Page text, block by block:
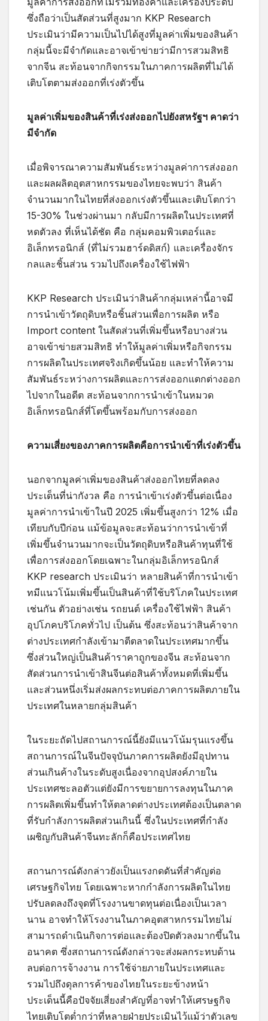
ซึ่งถือว่าเป็นสัดส่วนที่สูงมาก KKP Research
ประเมินว่ามีความเป็นไปได้สูงที่มูลค่าเพิ่มของสินค้า
กลุ่มนี้จะมีจำกัดและอาจเข้าข่ายว่ามีการสวมสิทธิ
จากจีน สะท้อนจากกิจกรรมในภาคการผลิตที่ไม่ได้
เติบโตตามส่งออกที่เร่งตัวขึ้น
มูลค่าเพิ่มของสินค้าที่เร่งส่งออกไปยังสหรัฐฯ คาดว่า
มีจำกัด
เมื่อพิจารณาความสัมพันธ์ระหว่างมูลค่าการส่งออก
และผลผลิตอุตสาหกรรมของไทยจะพบว่า สินค้า
จำนวนมากในไทยที่ส่งออกเร่งตัวขึ้นและเติบโตกว่า
15-30% ในช่วงผ่านมา กลับมีการผลิตในประเทศที่
หดตัวลง ที่เห็นได้ชัด คือ กลุ่มคอมพิวเตอร์และ
อิเล็กทรอนิกส์ (ที่ไม่รวมฮาร์ดดิสก์) และเครื่องจักร
กลและชิ้นส่วน รวมไปถึงเครื่องใช้ไฟฟ้า
KKP Research ประเมินว่าสินค้ากลุ่มเหล่านี้อาจมี
การนำเข้าวัตถุดิบหรือชิ้นส่วนเพื่อการผลิต หรือ
Import content ในสัดส่วนที่เพิ่มขึ้นหรือบางส่วน
อาจเข้าข่ายสวมสิทธิ ทำให้มูลค่าเพิ่มหรือกิจกรรม
การผลิตในประเทศจริงเกิดขึ้นน้อย และทำให้ความ
สัมพันธ์ระหว่างการผลิตและการส่งออกแตกต่างออก
ไปจากในอดีต สะท้อนจากการนำเข้าในหมวด
อิเล็กทรอนิกส์ที่โตขึ้นพร้อมกับการส่งออก
ความเสี่ยงของภาคการผลิตคือการนำเข้าที่เร่งตัวขึ้น
นอกจากมูลค่าเพิ่มของสินค้าส่งออกไทยที่ลดลง
ประเด็นที่น่ากังวล คือ การนำเข้าเร่งตัวขึ้นต่อเนื่อง
มูลค่าการนำเข้าในปี 2025 เพิ่มขึ้นสูงกว่า 12% เมื่อ
เทียบกับปีก่อน แม้ข้อมูลจะสะท้อนว่าการนำเข้าที่
เพิ่มขึ้นจำนวนมากจะเป็นวัตถุดิบหรือสินค้าทุนที่ใช้
เพื่อการส่งออกโดยเฉพาะในกลุ่มอิเล็กทรอนิกส์
KKP research ประเมินว่า หลายสินค้าที่การนำเข้า
ทมีแนวโน้มเพิ่มขึ้นเป็นสินค้าที่ใช้บริโภคในประเทศ
เช่นกัน ตัวอย่างเช่น รถยนต์ เครื่องใช้ไฟฟ้า สินค้า
อุปโภคบริโภคทั่วไป เป็นต้น ซึ่งสะท้อนว่าสินค้าจาก
ต่างประเทศกำลังเข้ามาตีตลาดในประเทศมากขึ้น
ซึ่งส่วนใหญ่เป็นสินค้าราคาถูกของจีน สะท้อนจาก
สัดส่วนการนำเข้าสินจีนต่อสินค้าทั้งหมดที่เพิ่มขึ้น
และส่วนหนึ่งเริ่มส่งผลกระทบต่อภาคการผลิตภายใน
ประเทศในหลายกลุ่มสินค้า
ในระยะถัดไปสถานการณ์นี้ยังมีแนวโน้มรุนแรงขึ้น
สถานการณ์ในจีนปัจจุบันภาคการผลิตยังมีอุปทาน
ส่วนเกินค้างในระดับสูงเนื่องจากอุปสงค์ภายใน
ประเทศชะลอตัวแต่ยังมีการขยายการลงทุนในภาค
การผลิตเพิ่มขึ้นทำให้ตลาดต่างประเทศต้องเป็นตลาด
ที่รับกำลังการผลิตส่วนเกินนี้ ซึ่งในประเทศที่กำลัง
เผชิญกับสินค้าจีนทะลักก็คือประเทศไทย
สถานการณ์ดังกล่าวยังเป็นแรงกดดันที่สำคัญต่อ
เศรษฐกิจไทย โดยเฉพาะหากกำลังการผลิตในไทย
ปรับลดลงถึงจุดที่โรงงานขาดทุนต่อเนื่องเป็นเวลา
นาน อาจทำให้โรงงานในภาคอุตสาหกรรมไทยไม่
สามารถดำเนินกิจการต่อและต้องปิดตัวลงมากขึ้นใน
อนาคต ซึ่งสถานการณ์ดังกล่าวจะส่งผลกระทบด้าน
ลบต่อการจ้างงาน การใช้จ่ายภายในประเทศและ
รวมไปถึงดุลการค้าของไทยในระยะข้างหน้า
ประเด็นนี้คือปัจจัยเสี่ยงสำคัญที่อาจทำให้เศรษฐกิจ
ไทยเติบโตต่ำกว่าที่หลายฝ่ายประเมินไว้แม้ว่าตัวเลข